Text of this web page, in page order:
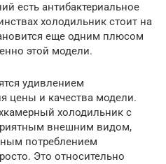
есть антибактериальное
холодильник стоит на
еще одним плюсом
этой модели.
удивлением
цены и качества модели.
холодильник с
внешним видом,
потреблением
Это относительно